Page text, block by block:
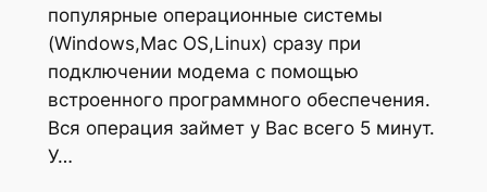
популярные операционные системы
(Windows,Mac OS,Linux) сразу при
подключении модема с помощью
встроенного программного обеспечения.
Вся операция займет у Вас всего 5 минут.
У…